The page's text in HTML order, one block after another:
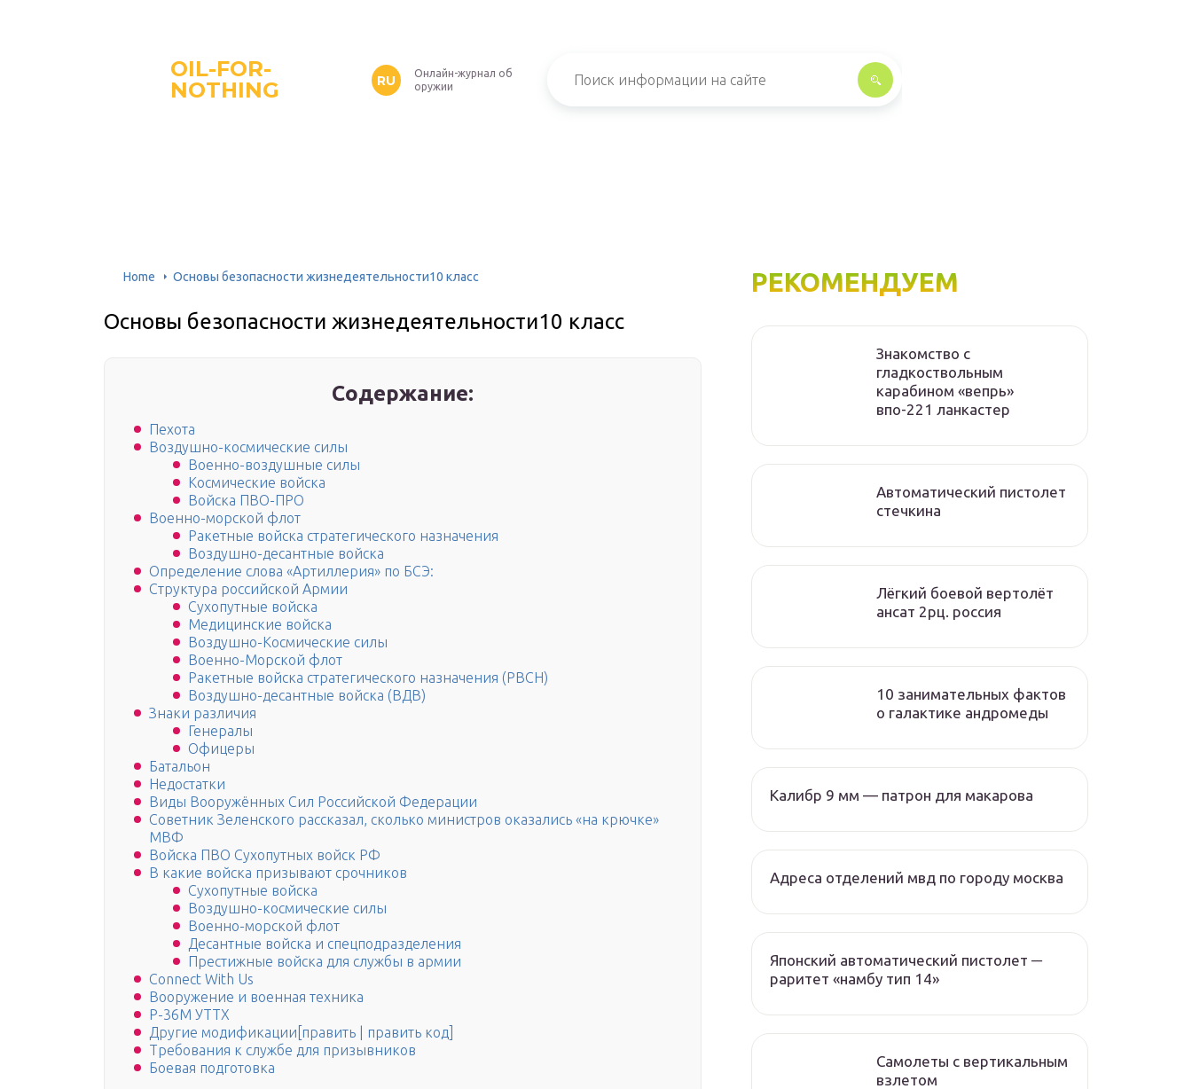
OIL-FOR-
NOTHING
RU
Онлайн-журнал об
оружии
Home Основы безопасности жизнедеятельности10 класс
Основы безопасности жизнедеятельности10 класс
Содержание:
Пехота
Воздушно-космические силы
Военно-воздушные силы
Космические войска
Войска ПВО-ПРО
Военно-морской флот
Ракетные войска стратегического назначения
Воздушно-десантные войска
Определение слова «Артиллерия» по БСЭ:
Структура российской Армии
Сухопутные войска
Медицинские войска
Воздушно-Космические силы
Военно-Морской флот
Ракетные войска стратегического назначения (РВСН)
Воздушно-десантные войска (ВДВ)
Знаки различия
Генералы
Офицеры
Батальон
Недостатки
Виды Вооружённых Сил Российской Федерации
Советник Зеленского рассказал, сколько министров оказались «на крючке»
МВФ
Войска ПВО Сухопутных войск РФ
В какие войска призывают срочников
Сухопутные войска
Воздушно-космические силы
Военно-морской флот
Десантные войска и спецподразделения
Престижные войска для службы в армии
Connect With Us
Вооружение и военная техника
Р-36М УТТХ
Другие модификации[править | править код]
Требования к службе для призывников
Боевая подготовка
РЕКОМЕНДУЕМ
Знакомство с
гладкоствольным
карабином «вепрь»
впо-221 ланкастер
Автоматический пистолет
стечкина
Лёгкий боевой вертолёт
ансат 2рц. россия
10 занимательных фактов
о галактике андромеды
Калибр 9 мм — патрон для макарова
Адреса отделений мвд по городу москва
Японский автоматический пистолет ─
раритет «намбу тип 14»
Самолеты с вертикальным
взлетом